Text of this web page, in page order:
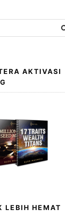
AKTIVASI
LEBIH HEMAT